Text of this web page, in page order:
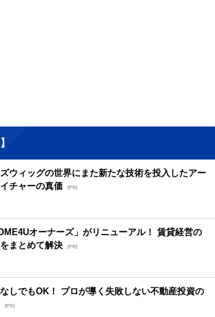
ズウィッグの世界にまた新たな技術を投入したアー
イチャーの真価 [PR]
オーナーズ」がリニューアル！ 賃貸経営の
まとめて解決 [PR]
しでもOK！ プロが導く失敗しない不動産投資の
[PR]